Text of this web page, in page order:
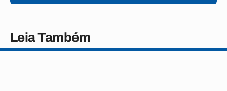
Leia Também